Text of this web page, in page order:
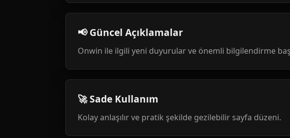
📢 Güncel Açıklamalar
Onwin ile ilgili yeni duyurular ve önemli bilgilendirme
🚀 Sade Kullanım
Kolay anlaşılır ve pratik şekilde gezilebilir sayfa düzeni.